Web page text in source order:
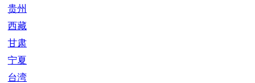
贵州
西藏
甘肃
宁夏
台湾